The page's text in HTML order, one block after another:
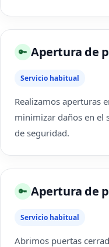
🔑 Apertura de
Servicio habitual
Realizamos aperturas
minimizar daños en el
de seguridad.
🔑 Apertura de
Servicio habitual
Abrimos puertas